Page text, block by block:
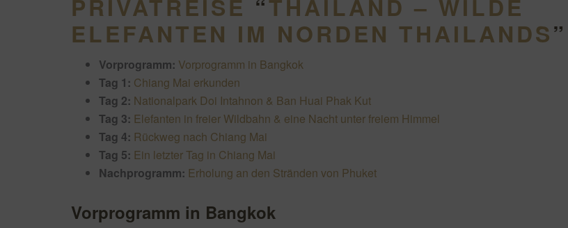
PRIVATREISE “THAILAND – WILDE
ELEFANTEN IM NORDEN THAILANDS”
Vorprogramm: Vorprogramm in Bangkok
Tag 1: Chiang Mai erkunden
Tag 2: Nationalpark Doi Intahnon & Ban Huai Phak Kut
Tag 3: Elefanten in freier Wildbahn & eine Nacht unter freiem Himmel
Tag 4: Rückweg nach Chiang Mai
Tag 5: Ein letzter Tag in Chiang Mai
Nachprogramm: Erholung an den Stränden von Phuket
Vorprogramm in Bangkok